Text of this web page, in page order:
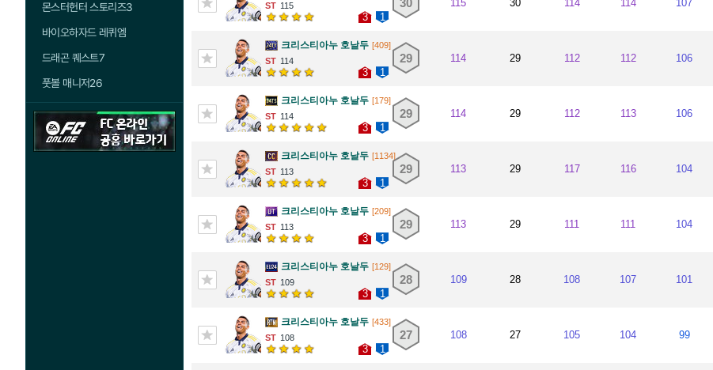
몬스터헌터 스토리즈3
바이오하자드 레퀴엠
드래곤 퀘스트7
풋볼 매니저26
115
3 1
30 115 30 114 114 107
크리스티아누 호날두 [409]
114
3 1
29 114 29 112 112 106
크리스티아누 호날두 [179]
114
3 1
29 114 29 112 113 106
크리스티아누 호날두 [1134]
113
3 1
29 113 29 117 116 104
크리스티아누 호날두 [209]
113
3 1
29 113 29 111 111 104
크리스티아누 호날두 [129]
109
3 1
28 109 28 108 107 101
크리스티아누 호날두 [433]
108
3 1
27 108 27 105 104 99